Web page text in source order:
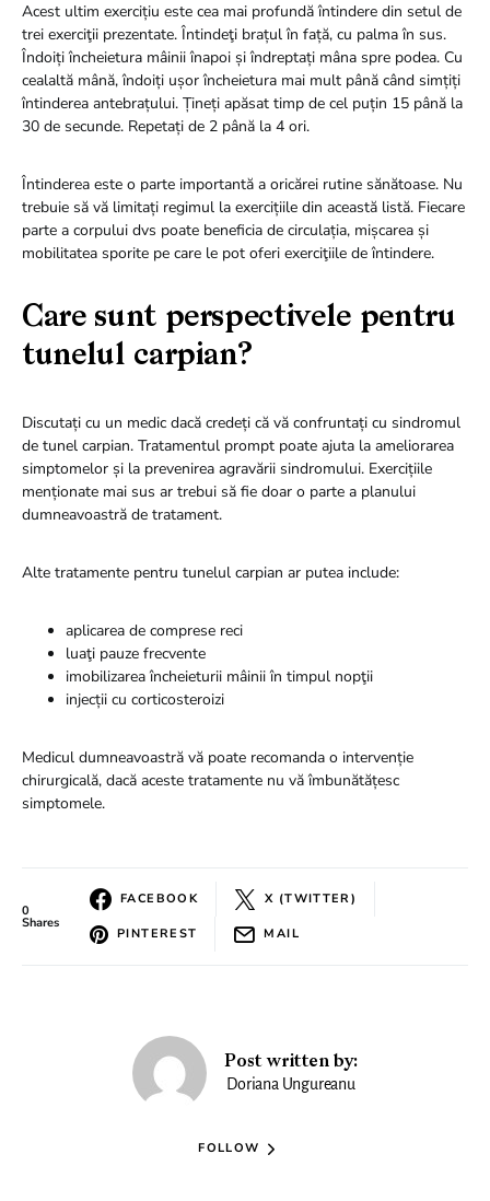
Acest ultim exercițiu este cea mai profundă întindere din setul de
trei exerciţii prezentate. Întindeţi brațul în față, cu palma în sus.
Îndoiți încheietura mâinii înapoi și îndreptați mâna spre podea. Cu
cealaltă mână, îndoiți ușor încheietura mai mult până când simțiți
întinderea antebrațului. Țineți apăsat timp de cel puțin 15 până la
30 de secunde. Repetați de 2 până la 4 ori.
Întinderea este o parte importantă a oricărei rutine sănătoase. Nu
trebuie să vă limitați regimul la exercițiile din această listă. Fiecare
parte a corpului dvs poate beneficia de circulația, mișcarea și
mobilitatea sporite pe care le pot oferi exerciţiile de întindere.
Care sunt perspectivele pentru
tunelul carpian?
Discutați cu un medic dacă credeți că vă confruntați cu sindromul
de tunel carpian. Tratamentul prompt poate ajuta la ameliorarea
simptomelor și la prevenirea agravării sindromului. Exercițiile
menționate mai sus ar trebui să fie doar o parte a planului
dumneavoastră de tratament.
Alte tratamente pentru tunelul carpian ar putea include:
aplicarea de comprese reci
luaţi pauze frecvente
imobilizarea încheieturii mâinii în timpul nopţii
injecții cu corticosteroizi
Medicul dumneavoastră vă poate recomanda o intervenție
chirurgicală, dacă aceste tratamente nu vă îmbunătățesc
simptomele.
0
Shares
FACEBOOK X (TWITTER)
PINTEREST MAIL
Post written by:
Doriana Ungureanu
FOLLOW